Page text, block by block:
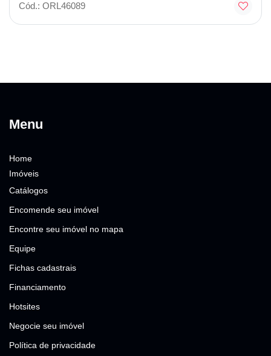
Cód.: ORL46089
Menu
Home
Imóveis
Catálogos
Encomende seu imóvel
Encontre seu imóvel no mapa
Equipe
Fichas cadastrais
Financiamento
Hotsites
Negocie seu imóvel
Política de privacidade